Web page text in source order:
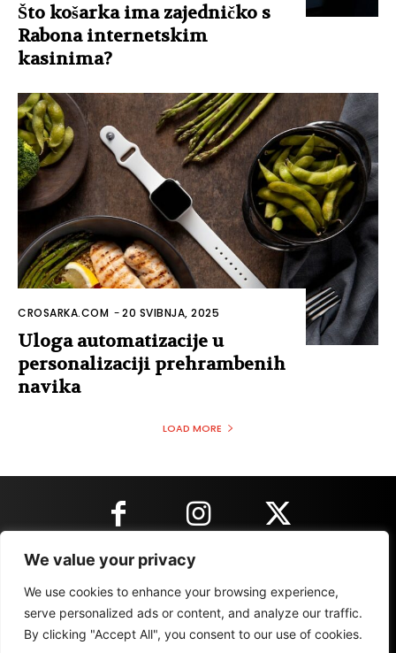
We value your privacy
We use cookies to enhance your browsing experience,
serve personalized ads or content, and analyze our traffic.
By clicking "Accept All", you consent to our use of cookies.
Što košarka ima zajedničko s
Rabona internetskim
kasinima?
CROSARKA.COM -20 SVIBNJA, 2025
Uloga automatizacije u
personalizaciji prehrambenih
navika
LOAD MORE
KONTAKT INFORMACIJE
IMPRESSUM MARKETING REZULTATI